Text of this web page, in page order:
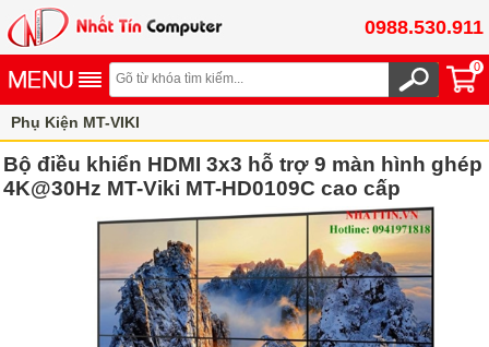
0988.530.911
0
Phụ Kiện MT-VIKI
Bộ điều khiển HDMI 3x3 hỗ trợ 9 màn hình ghép
4K@30Hz MT-Viki MT-HD0109C cao cấp